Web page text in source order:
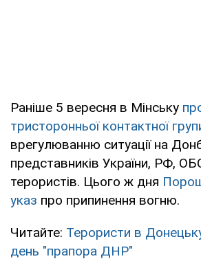
Раніше 5 вересня в Мінську
тристоронньої контактної
врегулюванню ситуації на
представників України, РФ,
терористів. Цього ж дня
указ про припинення вогню.
Читайте: Терористи в
день "прапора ДНР"